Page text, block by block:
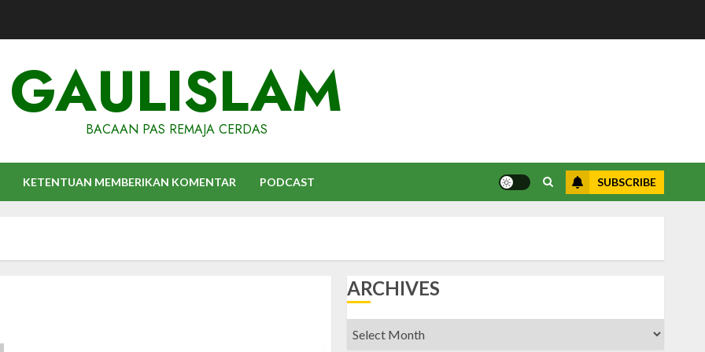
GAULISLAM
BACAAN PAS REMAJA CERDAS
KETENTUAN MEMBERIKAN KOMENTAR PODCAST SUBSCRIBE
ARCHIVES
Archives